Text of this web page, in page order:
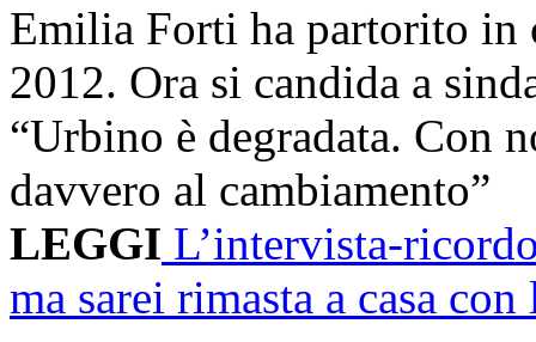
Emilia Forti ha partorito in
2012. Ora si candida a
“Urbino è degradata. Con
davvero al cambiamento”
LEGGI L’intervista-
ma sarei rimasta a casa con